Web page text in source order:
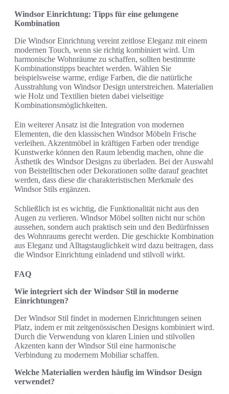
Windsor Einrichtung: Tipps für eine gelungene
Kombination
Die Windsor Einrichtung vereint zeitlose Eleganz mit einem
modernen Touch, wenn sie richtig kombiniert wird. Um
harmonische Wohnräume zu schaffen, sollten bestimmte
Kombinationstipps beachtet werden. Wählen Sie
beispielsweise warme, erdige Farben, die die natürliche
Ausstrahlung von Windsor Design unterstreichen. Materialien
wie Holz und Textilien bieten dabei vielseitige
Kombinationsmöglichkeiten.
Ein weiterer Ansatz ist die Integration von modernen
Elementen, die den klassischen Windsor Möbeln Frische
verleihen. Akzentmöbel in kräftigen Farben oder trendige
Kunstwerke können den Raum lebendig machen, ohne die
Ästhetik des Windsor Designs zu überladen. Bei der Auswahl
von Beistelltischen oder Dekorationen sollte darauf geachtet
werden, dass diese die charakteristischen Merkmale des
Windsor Stils ergänzen.
Schließlich ist es wichtig, die Funktionalität nicht aus den
Augen zu verlieren. Windsor Möbel sollten nicht nur schön
aussehen, sondern auch praktisch sein und den Bedürfnissen
des Wohnraums gerecht werden. Die geschickte Kombination
aus Eleganz und Alltagstauglichkeit wird dazu beitragen, dass
die Windsor Einrichtung einladend und stilvoll wirkt.
FAQ
Wie integriert sich der Windsor Stil in moderne
Einrichtungen?
Der Windsor Stil findet in modernen Einrichtungen seinen
Platz, indem er mit zeitgenössischen Designs kombiniert wird.
Durch die Verwendung von klaren Linien und stilvollen
Akzenten kann der Windsor Stil eine harmonische
Verbindung zu modernem Mobiliar schaffen.
Welche Materialien werden häufig im Windsor Design
verwendet?